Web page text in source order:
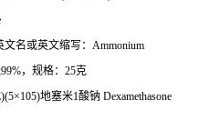
名或英文缩写： Ammonium
，规格： 25克
×105)地塞米1酸钠 Dexamethasone